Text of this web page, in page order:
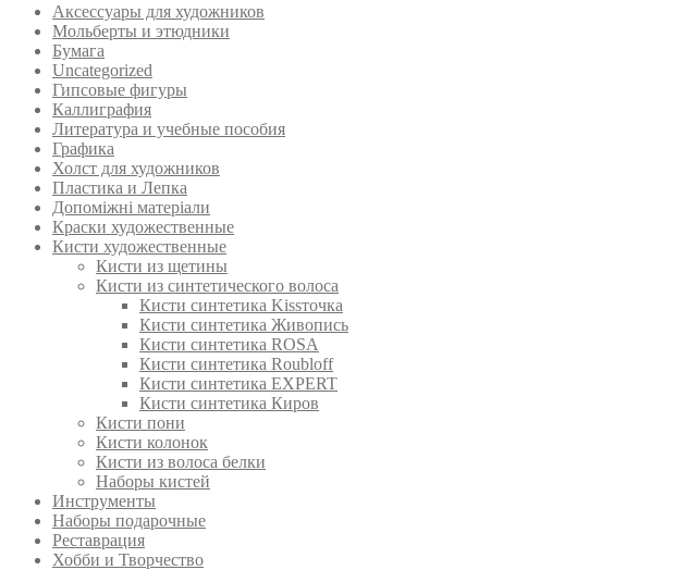
Аксессуары для художников
Мольберты и этюдники
Бумага
Uncategorized
Гипсовые фигуры
Каллиграфия
Литература и учебные пособия
Графика
Холст для художников
Пластика и Лепка
Допоміжні матеріали
Краски художественные
Кисти художественные
Кисти из щетины
Кисти из синтетического волоса
Кисти синтетика Kissточка
Кисти синтетика Живопись
Кисти синтетика ROSA
Кисти синтетика Roubloff
Кисти синтетика EXPERT
Кисти синтетика Киров
Кисти пони
Кисти колонок
Кисти из волоса белки
Наборы кистей
Инструменты
Наборы подарочные
Реставрация
Хобби и Творчество